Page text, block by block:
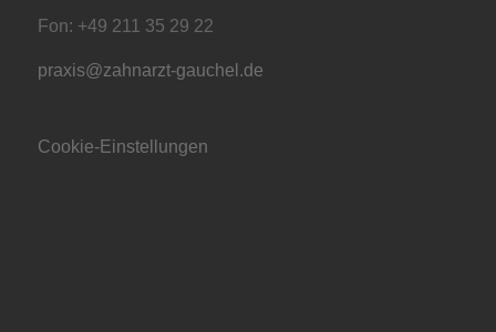
Fon: +49 211 35 29 22
praxis@zahnarzt-gauchel.de
Cookie-Einstellungen